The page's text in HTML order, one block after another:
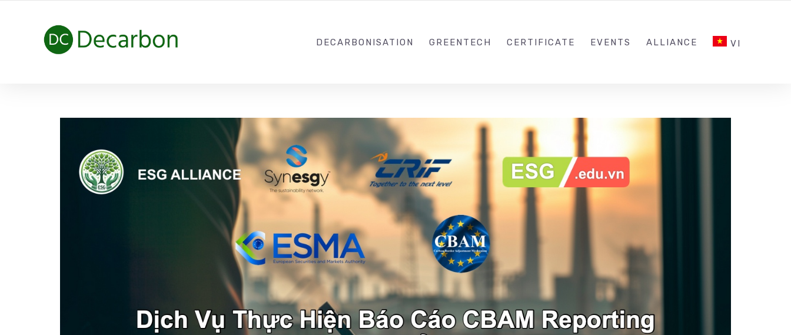
DECARBONISATION GREENTECH CERTIFICATE EVENTS ALLIANCE VI